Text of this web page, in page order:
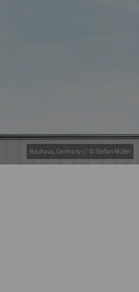
Bauhaus, Germany // © Stefan Müller